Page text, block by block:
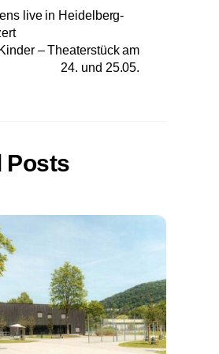
live in Heidelberg-
– Theaterstück am
24. und 25.05.
Posts